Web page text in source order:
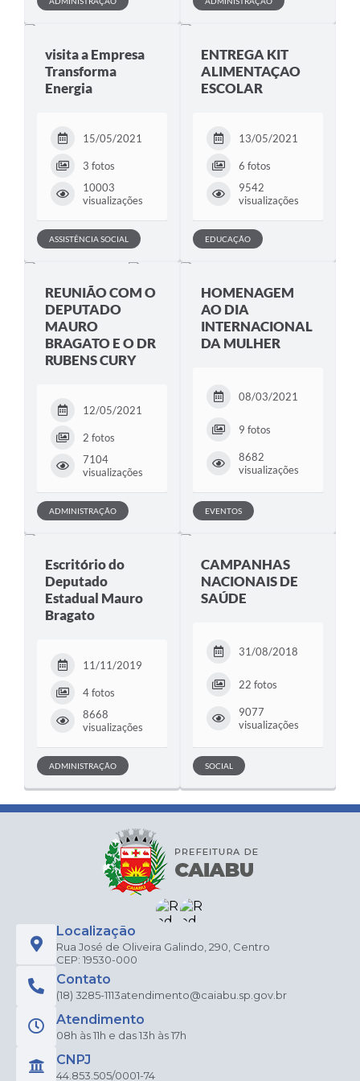
visita a Empresa
Transforma
Energia
15/05/2021
3 fotos
10003
visualizações
ASSISTÊNCIA SOCIAL
ENTREGA KIT
ALIMENTAÇAO
ESCOLAR
13/05/2021
6 fotos
9542
visualizações
EDUCAÇÃO
REUNIÃO COM O
DEPUTADO
MAURO
BRAGATO E O DR
RUBENS CURY
12/05/2021
2 fotos
7104
visualizações
ADMINISTRAÇÃO
HOMENAGEM
AO DIA
INTERNACIONAL
DA MULHER
08/03/2021
9 fotos
8682
visualizações
EVENTOS
Escritório do
Deputado
Estadual Mauro
Bragato
11/11/2019
4 fotos
8668
visualizações
ADMINISTRAÇÃO
CAMPANHAS
NACIONAIS DE
SAÚDE
31/08/2018
22 fotos
9077
visualizações
SOCIAL
Localização
Rua José de Oliveira Galindo, 290, Centro
CEP: 19530-000
Contato
(18) 3285-1113atendimento@caiabu.sp.gov.br
Atendimento
08h às 11h e das 13h às 17h
CNPJ
44.853.505/0001-74